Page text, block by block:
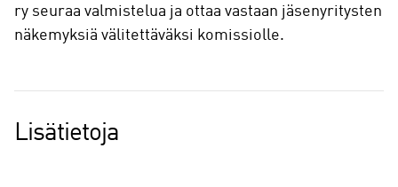
ry seuraa valmistelua ja ottaa vastaan jäsenyritysten
näkemyksiä välitettäväksi komissiolle.
Lisätietoja